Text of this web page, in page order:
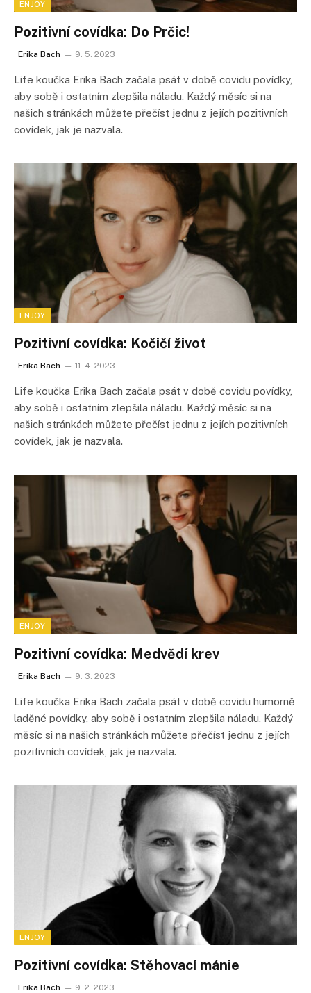
ENJOY
Pozitivní covídka: Do Prčic!
Erika Bach 9. 5. 2023
Life koučka Erika Bach začala psát v době covidu povídky,
aby sobě i ostatním zlepšila náladu. Každý měsíc si na
našich stránkách můžete přečíst jednu z jejích pozitivních
covídek, jak je nazvala.
ENJOY
Pozitivní covídka: Kočičí život
Erika Bach 11. 4. 2023
Life koučka Erika Bach začala psát v době covidu povídky,
aby sobě i ostatním zlepšila náladu. Každý měsíc si na
našich stránkách můžete přečíst jednu z jejích pozitivních
covídek, jak je nazvala.
ENJOY
Pozitivní covídka: Medvědí krev
Erika Bach 9. 3. 2023
Life koučka Erika Bach začala psát v době covidu humorně
laděné povídky, aby sobě i ostatním zlepšila náladu. Každý
měsíc si na našich stránkách můžete přečíst jednu z jejích
pozitivních covídek, jak je nazvala.
ENJOY
Pozitivní covídka: Stěhovací mánie
Erika Bach 9. 2. 2023